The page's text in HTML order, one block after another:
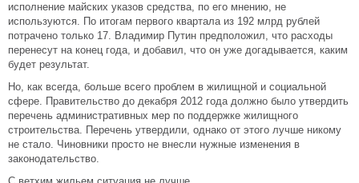
исполнение майских указов средства, по его мнению, не
используются. По итогам первого квартала из 192 млрд рублей
потрачено только 17. Владимир Путин предположил, что расходы
перенесут на конец года, и добавил, что он уже догадывается, каким
будет результат.
Но, как всегда, больше всего проблем в жилищной и социальной
сфере. Правительство до декабря 2012 года должно было утвердить
перечень административных мер по поддержке жилищного
строительства. Перечень утвердили, однако от этого лучше никому
не стало. Чиновники просто не внесли нужные изменения в
законодательство.